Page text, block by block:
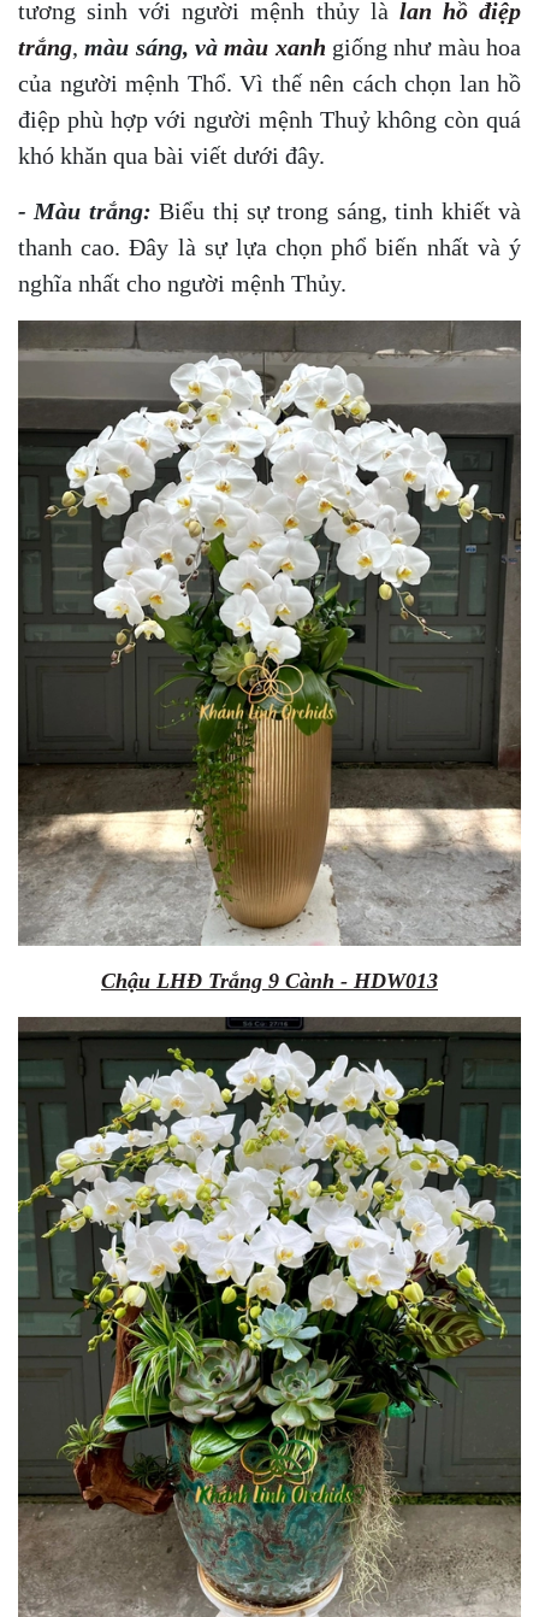
tương sinh với người mệnh thủy là lan hồ điệp
trắng, màu sáng, vàmàu xanh giống như màu hoa
của người mệnh Thổ. Vì thế nên cách chọn lan hồ
điệp phù hợp với người mệnh Thuỷkhông còn quá
khó khăn qua bài viết dưới đây.
- Màu trắng: Biểu thị sự trong sáng, tinh khiết và
thanh cao. Đây là sự lựa chọn phổ biến nhất và ý
nghĩa nhất cho người mệnh Thủy.
Chậu LHĐ Trắng 9 Cành - HDW013